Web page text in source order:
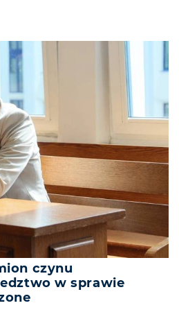
czynu
w sprawie